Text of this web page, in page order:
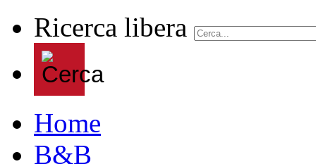
Ricerca libera
Home
B&B